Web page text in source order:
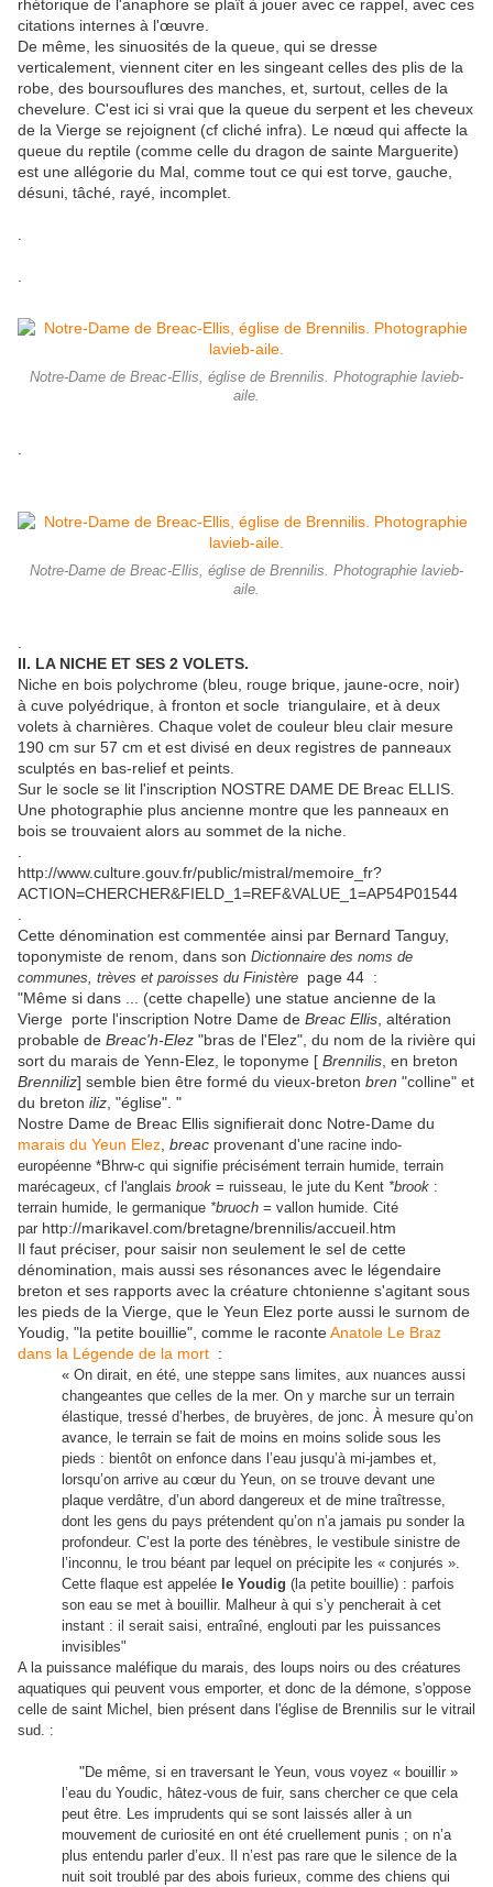
rhétorique de l'anaphore se plaît à jouer avec ce rappel, avec ces
citations internes à l'œuvre.
De même, les sinuosités de la queue, qui se dresse
verticalement, viennent citer en les singeant celles des plis de la
robe, des boursouflures des manches, et, surtout, celles de la
chevelure. C'est ici si vrai que la queue du serpent et les cheveux
de la Vierge se rejoignent (cf cliché infra). Le nœud qui affecte la
queue du reptile (comme celle du dragon de sainte Marguerite)
est une allégorie du Mal, comme tout ce qui est torve, gauche,
désuni, tâché, rayé, incomplet.
.
Notre-Dame de Breac-Ellis, église de Brennilis. Photographie lavieb-
aile.
Notre-Dame de Breac-Ellis, église de Brennilis. Photographie lavieb-
aile.
II. LA NICHE ET SES 2 VOLETS.
Niche en bois polychrome (bleu, rouge brique, jaune-ocre, noir)
à cuve polyédrique, à fronton et socle triangulaire, et à deux
volets à charnières. Chaque volet de couleur bleu clair mesure
190 cm sur 57 cm et est divisé en deux registres de panneaux
sculptés en bas-relief et peints.
Sur le socle se lit l'inscription NOSTRE DAME DE Breac ELLIS.
Une photographie plus ancienne montre que les panneaux en
bois se trouvaient alors au sommet de la niche.
http://www.culture.gouv.fr/public/mistral/memoire_fr?
ACTION=CHERCHER&FIELD_1=REF&VALUE_1=AP54P01544
Cette dénomination est commentée ainsi par Bernard Tanguy,
toponymiste de renom, dans son Dictionnaire des noms de
communes, trèves et paroisses du Finistère page 44 :
"Même si dans ... (cette chapelle) une statue ancienne de la
Vierge porte l'inscription Notre Dame de Breac Ellis , altération
probable de Breac'h-Elez "bras de l'Elez", du nom de la rivière qui
sort du marais de Yenn-Elez, le toponyme [ Brennilis , en breton
Brenniliz] semble bien être formé du vieux-breton bren "colline" et
du breton iliz , "église". "
Nostre Dame de Breac Ellis signifierait donc Notre-Dame du
marais du Yeun Elez breac provenant d'une racine indo-
européenne *Bhrw-c qui signifie précisément terrain humide, terrain
marécageux, cf l'anglais brook = ruisseau, le jute du Kent *brook :
terrain humide, le germanique *bruoch = vallon humide. Cité
par http://marikavel.com/bretagne/brennilis/accueil.htm
Il faut préciser, pour saisir non seulement le sel de cette
dénomination, mais aussi ses résonances avec le légendaire
breton et ses rapports avec la créature chtonienne s'agitant sous
les pieds de la Vierge, que le Yeun Elez porte aussi le surnom de
Youdig, "la petite bouillie", comme le raconteAnatole Le Braz
dans la Légende de la mort :
« On dirait, en été, une steppe sans limites, aux nuances aussi
changeantes que celles de la mer. On y marche sur un terrain
élastique, tressé d’herbes, de bruyères, de jonc. À mesure qu’on
avance, le terrain se fait de moins en moins solide sous les
pieds : bientôt on enfonce dans l’eau jusqu’à mi-jambes et,
lorsqu’on arrive au cœur du Yeun, on se trouve devant une
plaque verdâtre, d’un abord dangereux et de mine traîtresse,
dont les gens du pays prétendent qu’on n’a jamais pu sonder la
profondeur. C’est la porte des ténèbres, le vestibule sinistre de
l’inconnu, le trou béant par lequel on précipite les « conjurés ».
Cette flaque est appelée le Youdig (la petite bouillie) : parfois
son eau se met à bouillir. Malheur à qui s’y pencherait à cet
instant : il serait saisi, entraîné, englouti par les puissances
invisibles"
A la puissance maléfique du marais, des loups noirs ou des créatures
aquatiques qui peuvent vous emporter, et donc de la démone, s'oppose
celle de saint Michel, bien présent dans l'église de Brennilis sur le vitrail
sud. :
"De même, si en traversant le Yeun, vous voyez « bouillir »
l’eau du Youdic, hâtez-vous de fuir, sans chercher ce que cela
peut être. Les imprudents qui se sont laissés aller à un
mouvement de curiosité en ont été cruellement punis ; on n’a
plus entendu parler d’eux. Il n’est pas rare que le silence de la
nuit soit troublé par des abois furieux, comme des chiens qui